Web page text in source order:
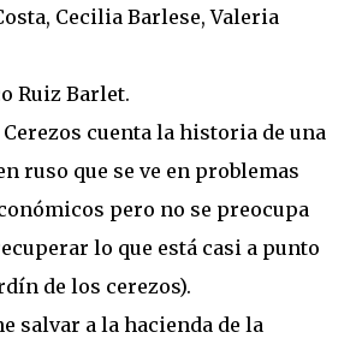
Cecilia Barlese, Valeria
Ruiz Barlet.
cuenta la historia de una
ruso que se ve en problemas
pero no se preocupa
lo que está casi a punto
de los cerezos).
salvar a la hacienda de la